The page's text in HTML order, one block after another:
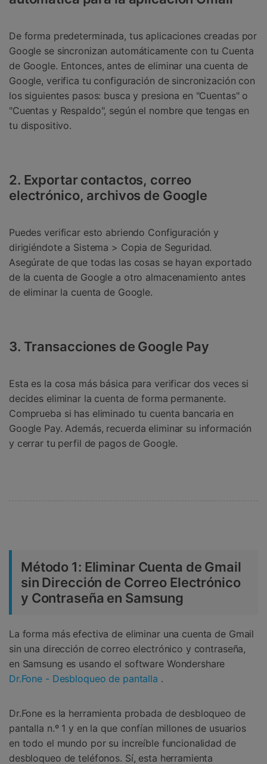
De forma predeterminada, tus aplicaciones creadas por
Google se sincronizan automáticamente con tu Cuenta
de Google. Entonces, antes de eliminar una cuenta de
Google, verifica tu configuración de sincronización con
los siguientes pasos: busca y presiona en "Cuentas" o
"Cuentas y Respaldo", según el nombre que tengas en
tu dispositivo.
2. Exportar contactos, correo
electrónico, archivos de Google
Puedes verificar esto abriendo Configuración y
dirigiéndote a Sistema > Copia de Seguridad.
Asegúrate de que todas las cosas se hayan exportado
de la cuenta de Google a otro almacenamiento antes
de eliminar la cuenta de Google.
3. Transacciones de Google Pay
Esta es la cosa más básica para verificar dos veces si
decides eliminar la cuenta de forma permanente.
Comprueba si has eliminado tu cuenta bancaria en
Google Pay. Además, recuerda eliminar su información
y cerrar tu perfil de pagos de Google.
Método 1: Eliminar Cuenta de Gmail
sin Dirección de Correo Electrónico
y Contraseña en Samsung
La forma más efectiva de eliminar una cuenta de Gmail
sin una dirección de correo electrónico y contraseña,
en Samsung es usando el software Wondershare
Dr.Fone - Desbloqueo de pantalla .
Dr.Fone es la herramienta probada de desbloqueo de
pantalla n.º 1 y en la que confían millones de usuarios
en todo el mundo por su increíble funcionalidad de
desbloqueo de teléfonos. Sí, esta herramienta